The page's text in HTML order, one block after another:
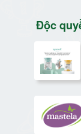
Độc